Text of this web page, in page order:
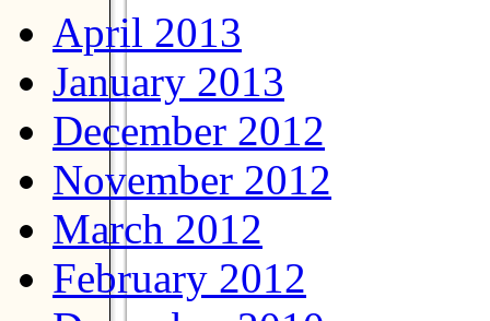
April 2013
January 2013
December 2012
November 2012
March 2012
February 2012